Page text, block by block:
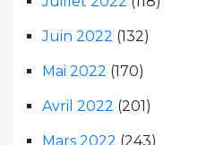
Juin 2022 (132)
Mai 2022 (170)
Avril 2022 (201)
Mars 2022 (243)